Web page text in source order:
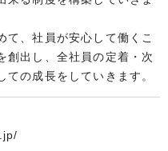
て、社員が安心して働くこ
創出し、全社員の定着・次
の成長をしていきます。